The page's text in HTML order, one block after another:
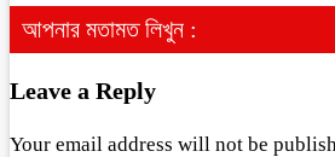
আপনার মতামত লিখুন :
Leave a Reply
Your email address will not be